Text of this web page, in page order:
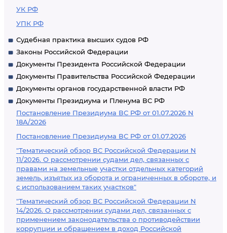
УК РФ
УПК РФ
Судебная практика высших судов РФ
Законы Российской Федерации
Документы Президента Российской Федерации
Документы Правительства Российской Федерации
Документы органов государственной власти РФ
Документы Президиума и Пленума ВС РФ
Постановление Президиума ВС РФ от 01.07.2026 N
18А/2026
Постановление Президиума ВС РФ от 01.07.2026
"Тематический обзор ВС Российской Федерации N
11/2026. О рассмотрении судами дел, связанных с
правами на земельные участки отдельных категорий
земель, изъятых из оборота и ограниченных в обороте, и
с использованием таких участков"
"Тематический обзор ВС Российской Федерации N
14/2026. О рассмотрении судами дел, связанных с
применением законодательства о противодействии
коррупции и обращением в доход Российской